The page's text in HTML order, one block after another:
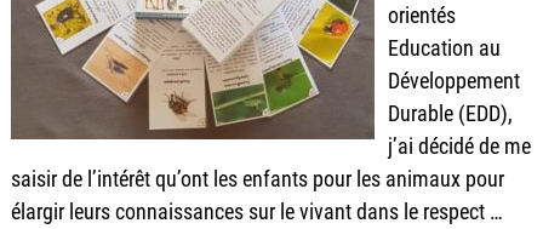
orientés
Education au
Développement
Durable (EDD),
j’ai décidé de me
saisir de l’intérêt qu’ont les enfants pour les animaux pour
élargir leurs connaissances sur le vivant dans le respect …